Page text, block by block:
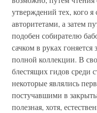
утверждений тех, кого
авторитетами, а затем
подобен собирателю
сачком в руках
полной коллекции. В
блестящих гидов среди
некоторые являлись
постучавшими в
полезная, хотя,